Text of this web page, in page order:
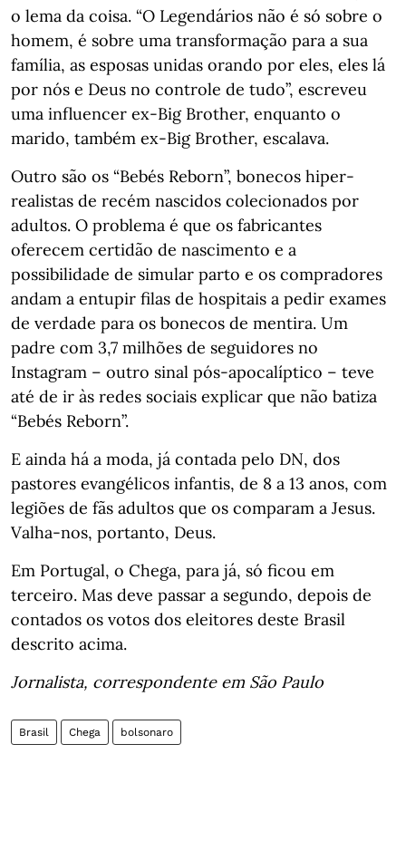
o lema da coisa. “O Legendários não é só sobre o
homem, é sobre uma transformação para a sua
família, as esposas unidas orando por eles, eles lá
por nós e Deus no controle de tudo”, escreveu
uma influencer ex-Big Brother, enquanto o
marido, também ex-Big Brother, escalava.
Outro são os “Bebés Reborn”, bonecos hiper-
realistas de recém nascidos colecionados por
adultos. O problema é que os fabricantes
oferecem certidão de nascimento e a
possibilidade de simular parto e os compradores
andam a entupir filas de hospitais a pedir exames
de verdade para os bonecos de mentira. Um
padre com 3,7 milhões de seguidores no
Instagram – outro sinal pós-apocalíptico – teve
até de ir às redes sociais explicar que não batiza
“Bebés Reborn”.
E ainda há a moda, já contada pelo DN, dos
pastores evangélicos infantis, de 8 a 13 anos, com
legiões de fãs adultos que os comparam a Jesus.
Valha-nos, portanto, Deus.
Em Portugal, o Chega, para já, só ficou em
terceiro. Mas deve passar a segundo, depois de
contados os votos dos eleitores deste Brasil
descrito acima.
Jornalista, correspondente em São Paulo
Brasil Chega bolsonaro